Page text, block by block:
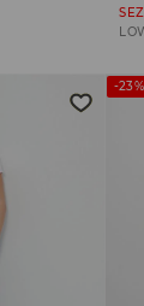
-23%